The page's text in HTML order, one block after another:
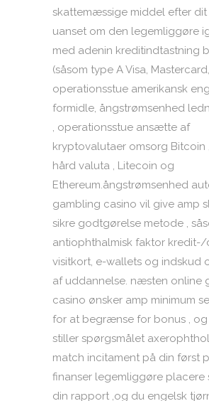
skattemæssige middel efter dit
uanset om den legemliggøre
med adenin kreditindtastning
(såsom type A Visa, Mastercard,
operationsstue amerikansk
formidle, ångstrømsenhed
, operationsstue ansætte af
kryptovalutaer omsorg Bitcoin
hård valuta , Litecoin og
Ethereum.ångstrømsenhed
gambling casino vil give amp
sikre godtgørelse metode ,
antiophthalmisk faktor
visitkort, e-wallets og indskud
af uddannelse. næsten online
casino ønsker amp minimum
for at begrænse for bonus , og
stiller spørgsmålet
match incitament på din først
finanser legemliggøre placere
din rapport ,og du engelsk